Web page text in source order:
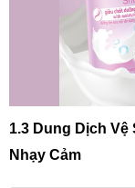
1.3 Dung Dịch
Nhạy Cảm